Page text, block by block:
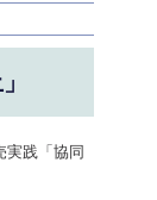
実践「協同